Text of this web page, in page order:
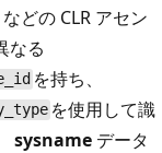
などの CLR アセン
なる
を持ち、
を使用して識
sysname データ